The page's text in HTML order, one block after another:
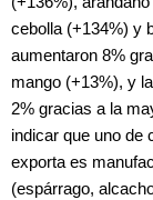
cebolla (+134%) y
aumentaron 8%
mango (+13%), y
2% gracias a la
indicar que uno de
exporta es
(espárrago,